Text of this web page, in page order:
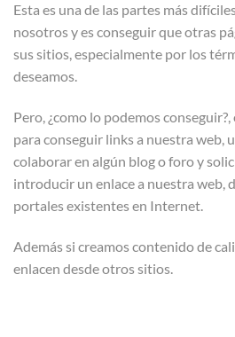
Esta es una de las partes más
nosotros y es conseguir que otras
sus sitios, especialmente por los
deseamos.
Pero, ¿como lo podemos
para conseguir links a nuestra web,
colaborar en algún blog o foro y
introducir un enlace a nuestra web,
portales existentes en Internet.
Además si creamos contenido de
enlacen desde otros sitios.